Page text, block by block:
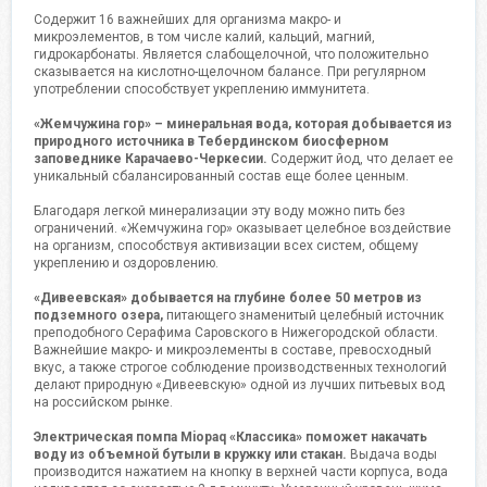
Содержит 16 важнейших для организма макро- и
микроэлементов, в том числе калий, кальций, магний,
гидрокарбонаты. Является слабощелочной, что положительно
сказывается на кислотно-щелочном балансе. При регулярном
употреблении способствует укреплению иммунитета.
«Жемчужина гор» – минеральная вода, которая добывается из
природного источника в Тебердинском биосферном
заповеднике Карачаево-Черкесии. Содержит йод, что делает ее
уникальный сбалансированный состав еще более ценным.
Благодаря легкой минерализации эту воду можно пить без
ограничений. «Жемчужина гор» оказывает целебное воздействие
на организм, способствуя активизации всех систем, общему
укреплению и оздоровлению.
«Дивеевская» добывается на глубине более 50 метров из
подземного озера, питающего знаменитый целебный источник
преподобного Серафима Саровского в Нижегородской области.
Важнейшие макро- и микроэлементы в составе, превосходный
вкус, а также строгое соблюдение производственных технологий
делают природную «Дивеевскую» одной из лучших питьевых вод
на российском рынке.
Электрическая помпа Miopaq «Классика» поможет накачать
воду из объемной бутыли в кружку или стакан. Выдача воды
производится нажатием на кнопку в верхней части корпуса, вода